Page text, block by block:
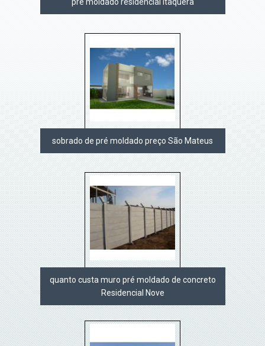
sobrado de pré moldado preço São Mateus
quanto custa muro pré moldado de concreto
Residencial Nove